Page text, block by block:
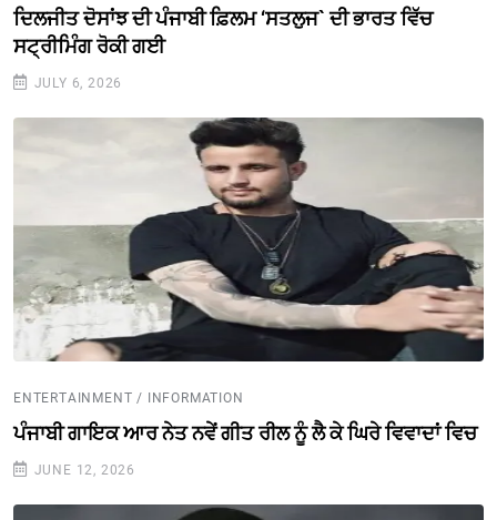
ਦਿਲਜੀਤ ਦੋਸਾਂਝ ਦੀ ਪੰਜਾਬੀ ਫ਼ਿਲਮ ‘ਸਤਲੁਜ` ਦੀ ਭਾਰਤ ਵਿੱਚ
ਸਟ੍ਰੀਮਿੰਗ ਰੋਕੀ ਗਈ
JULY 6, 2026
ENTERTAINMENT / INFORMATION
ਪੰਜਾਬੀ ਗਾਇਕ ਆਰ ਨੇਤ ਨਵੇਂ ਗੀਤ ਰੀਲ ਨੂੰ ਲੈ ਕੇ ਘਿਰੇ ਵਿਵਾਦਾਂ ਵਿਚ
JUNE 12, 2026